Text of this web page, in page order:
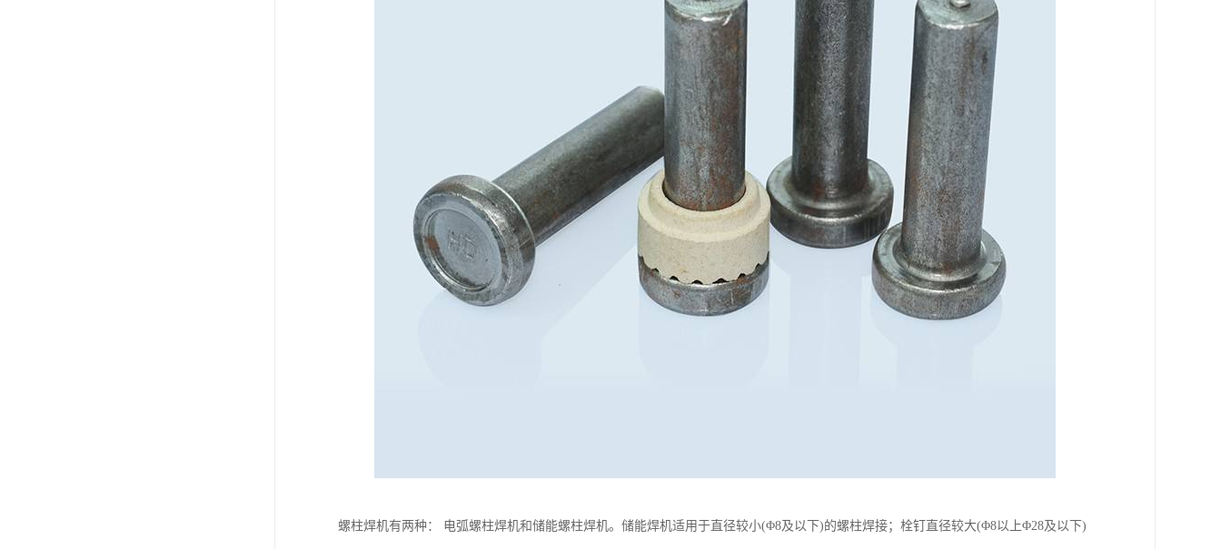
螺柱焊机有两种： 电弧螺柱焊机和储能螺柱焊机。储能焊机适用于直径较小(Φ8及以下)的螺柱焊接；栓钉直径较大(Φ8以上Φ28及以下)